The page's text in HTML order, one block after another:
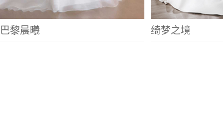
巴黎晨曦 绮梦之境